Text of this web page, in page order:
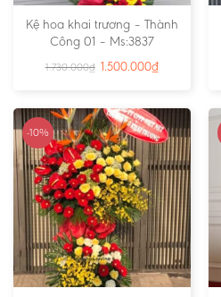
Kệ hoa khai trương – Thành
Công 01 – Ms:3837
1.730.000₫ 1.500.000₫
-10%